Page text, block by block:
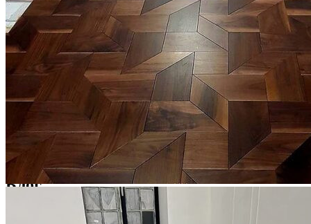
Услуги по реставрации паркета
1 500 ₽
Блог
Интересные статьи о паркете Coswick